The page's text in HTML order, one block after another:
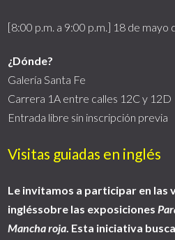
[8:00 p.m. a 9:00 p.m.] 18 de mayo
¿Dónde?
Galería Santa Fe
Carrera 1A entre calles 12C y 12D
Entrada libre sin inscripción previa
Visitas guiadas en inglés
Le invitamos a participar en las
ingléssobre las exposiciones
Mancha roja. Esta iniciativa